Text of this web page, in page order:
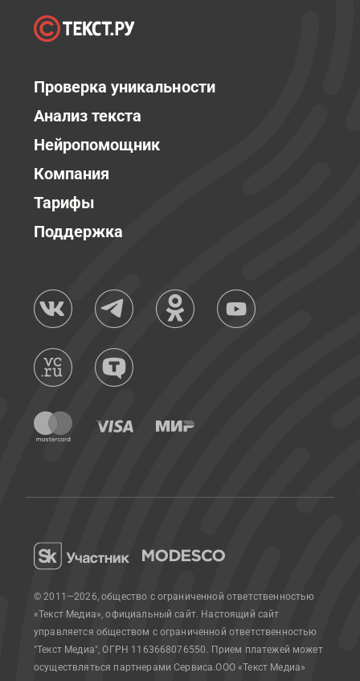
Проверка уникальности
Анализ текста
Нейропомощник
Компания
Тарифы
Поддержка
© 2011—2026, общество с ограниченной ответственностью
«Текст Медиа», официальный сайт. Настоящий сайт
управляется обществом с ограниченной ответственностью
"Текст Медиа", ОГРН 1163668076550. Прием платежей может
осуществляться партнерами Сервиса.ООО «Текст Медиа»